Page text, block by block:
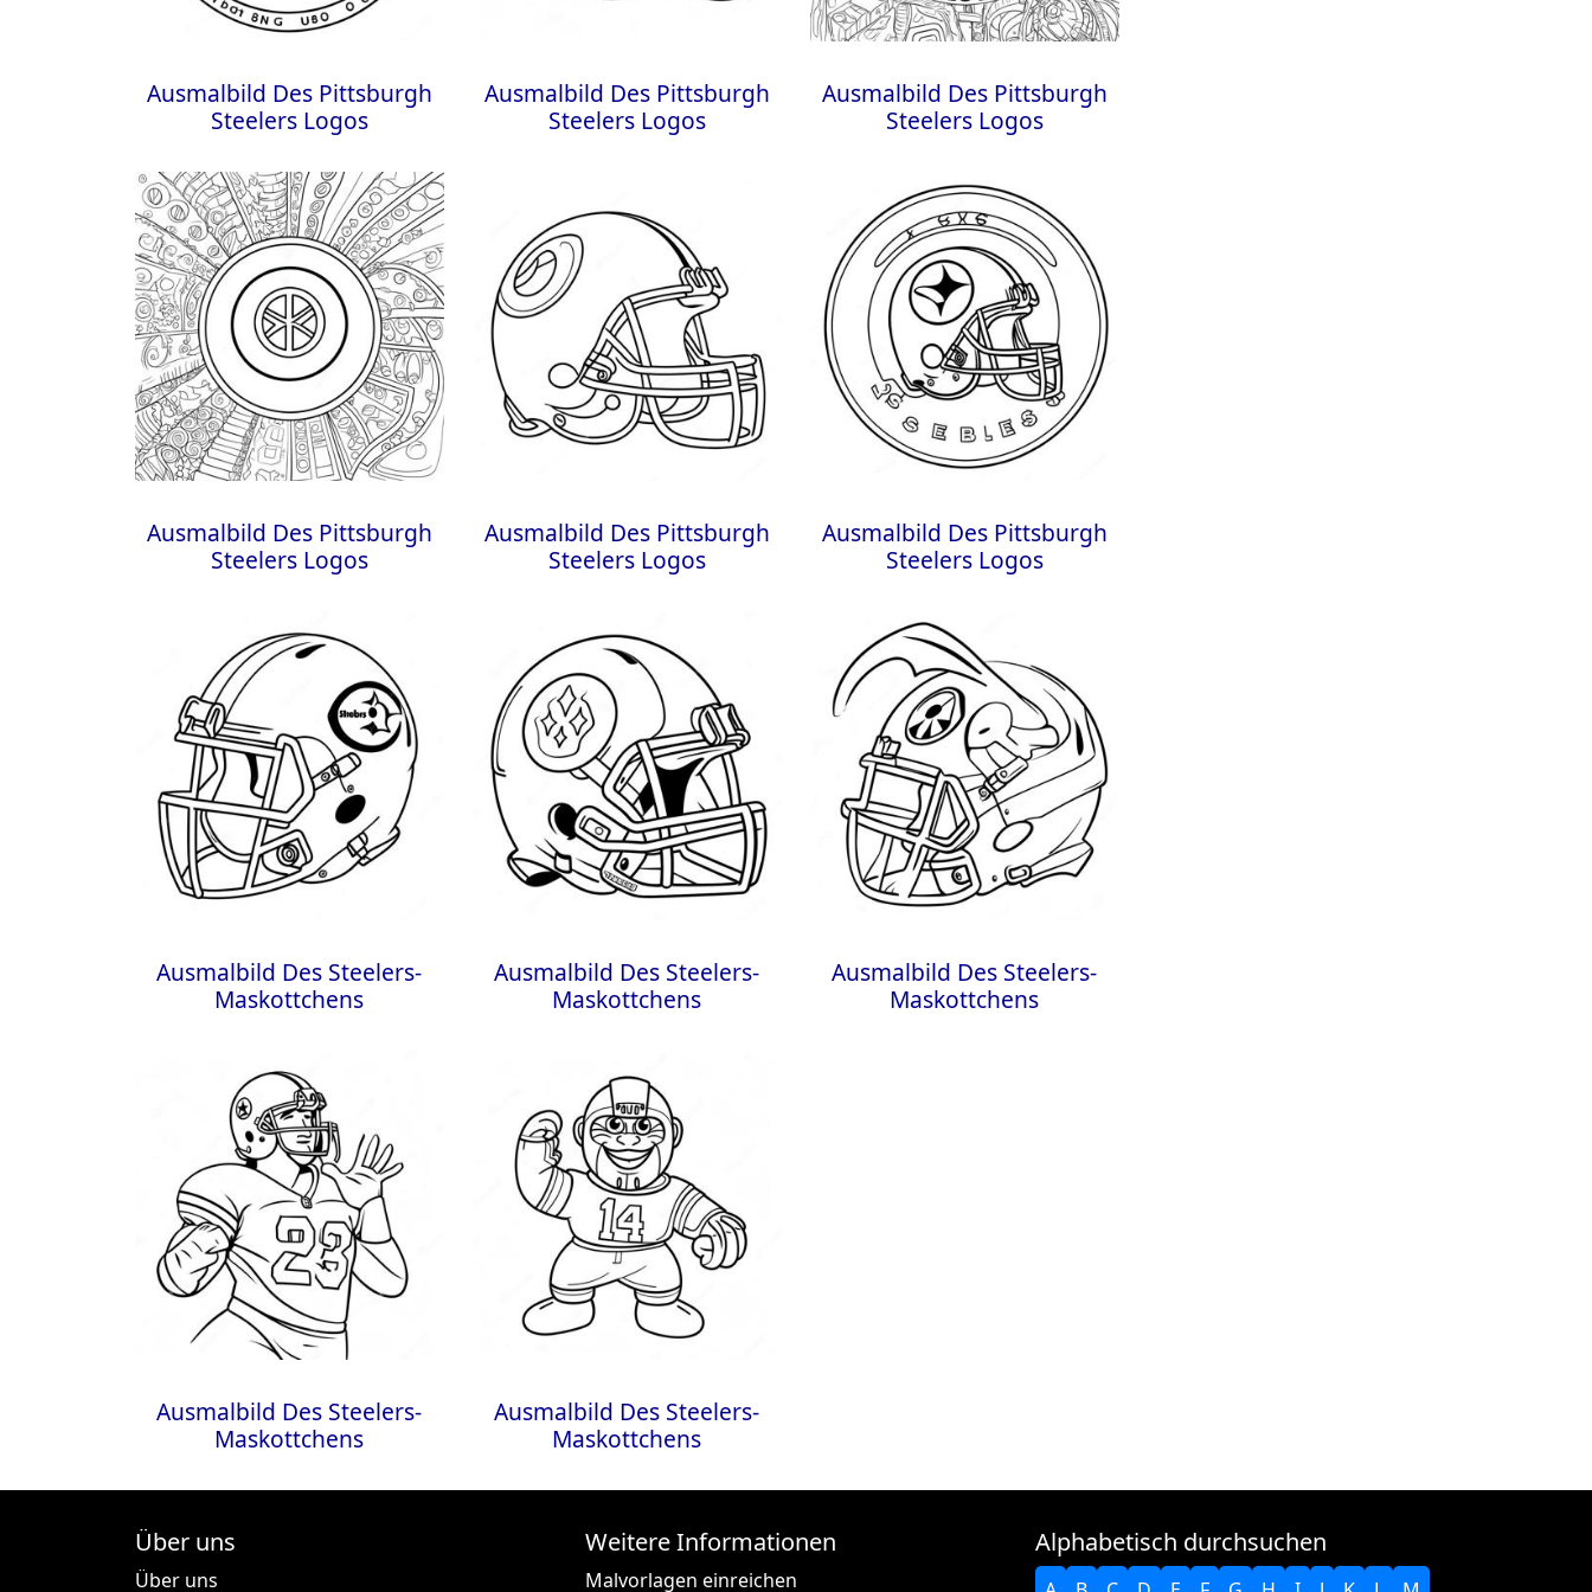
Ausmalbild Des Pittsburgh
Steelers Logos
Ausmalbild Des Pittsburgh
Steelers Logos
Ausmalbild Des Pittsburgh
Steelers Logos
Ausmalbild Des Pittsburgh
Steelers Logos
Ausmalbild Des Pittsburgh
Steelers Logos
Ausmalbild Des Pittsburgh
Steelers Logos
Ausmalbild Des Steelers-
Maskottchens
Ausmalbild Des Steelers-
Maskottchens
Ausmalbild Des Steelers-
Maskottchens
Ausmalbild Des Steelers-
Maskottchens
Ausmalbild Des Steelers-
Maskottchens
Über uns
Über uns
Weitere Informationen
Malvorlagen einreichen
Alphabetisch durchsuchen